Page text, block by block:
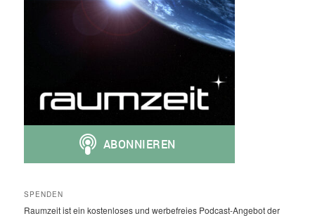
SPENDEN
Raumzeit ist ein kostenloses und werbefreies Podcast-Angebot der